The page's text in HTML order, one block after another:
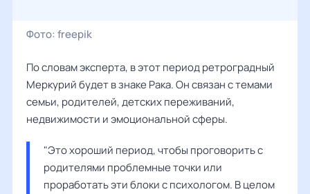
Фото: freepik
По словам эксперта, в этот период ретроградный
Меркурий будет в знаке Рака. Он связан с темами
семьи, родителей, детских переживаний,
недвижимости и эмоциональной сферы.
"Это хороший период, чтобы проговорить с
родителями проблемные точки или
проработать эти блоки с психологом. В целом